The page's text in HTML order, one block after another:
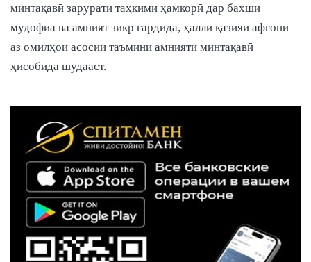
минтақавӣ зарурати таҳкими ҳамкорӣ дар бахши
мудофиа ва амният зикр гардида, ҳалли қазияи афғонӣ
аз омилҳои асосии таъмини амнияти минтақавӣ
ҳисобида шудааст.